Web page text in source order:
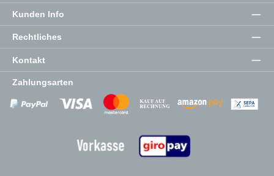
Kunden Info
Rechtliches
Kontakt
Zahlungsarten
Zahlungsanbieter Zahlungsanbieter
Zahlungsanbieter